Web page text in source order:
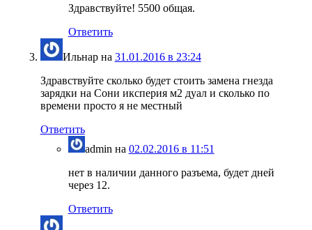
Здравствуйте! 5500 общая.
Ответить
Ильнарна 31.01.2016 в 23:24
Здравствуйте сколько будет стоить замена гнезда
зарядки на Сони иксперия м2 дуал и сколько по
времени просто я не местный
Ответить
admin на 02.02.2016 в 11:51
нет в наличии данного разъема, будет дней
через 12.
Ответить